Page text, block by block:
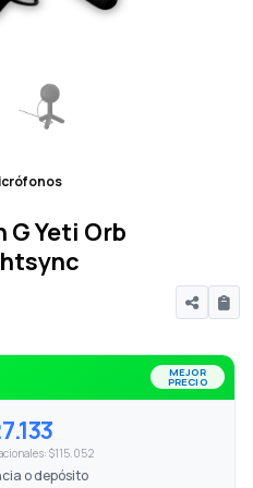
Yeti Orb
MEJOR
PRECIO
$115.052
o depósito